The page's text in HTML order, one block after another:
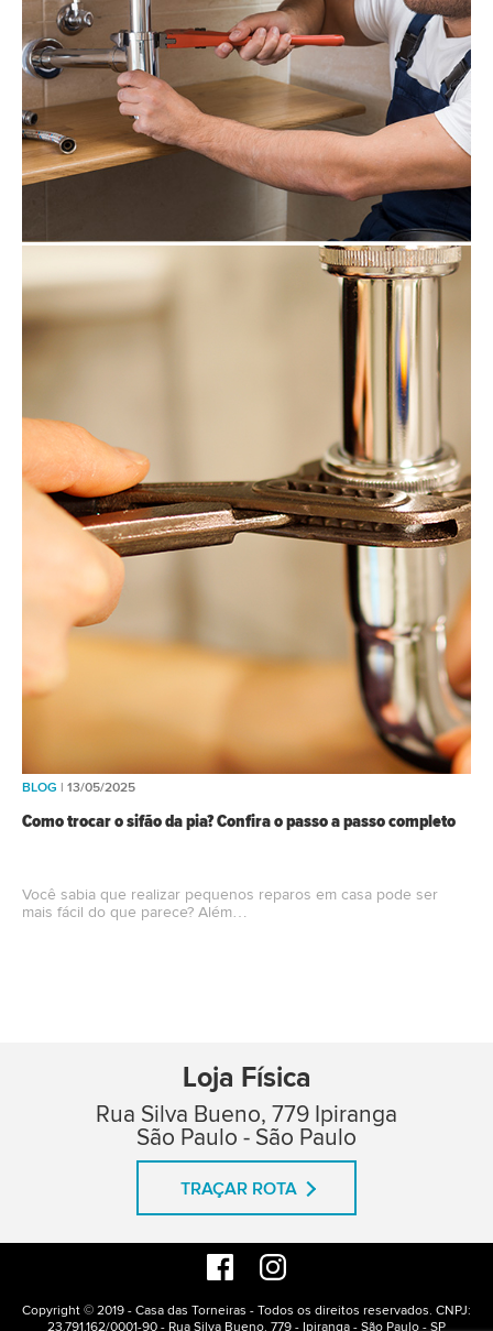
BLOG | 13/05/2025
Como trocar o sifão da pia? Confira o passo a passo completo
Você sabia que realizar pequenos reparos em casa pode ser
mais fácil do que parece? Além…
Loja Física
Rua Silva Bueno, 779 Ipiranga
São Paulo - São Paulo
TRAÇAR ROTA
Copyright © 2019 - Casa das Torneiras - Todos os direitos reservados. CNPJ:
23.791.162/0001-90 - Rua Silva Bueno, 779 - Ipiranga - São Paulo - SP